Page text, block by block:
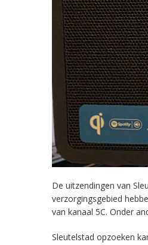
De uitzendingen van
verzorgingsgebied
van kanaal 5C. Onder
Sleutelstad opzoeken